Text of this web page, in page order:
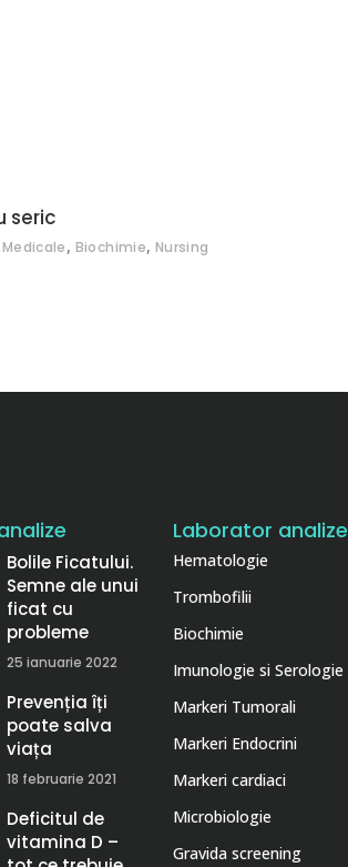
seric
, Biochimie, Nursing
Bolile Ficatului.
Semne ale unui
ficat cu
probleme
25 ianuarie 2022
Prevenția îți
poate salva
viața
18 februarie 2021
Deficitul de
vitamina D –
Laborator analize
Hematologie
Trombofilii
Biochimie
Imunologie si Serologie
Markeri Tumorali
Markeri Endocrini
Markeri cardiaci
Microbiologie
Gravida screening